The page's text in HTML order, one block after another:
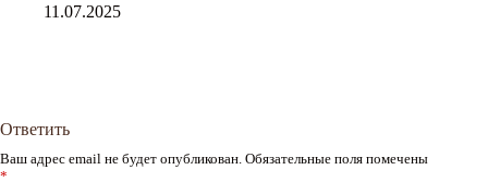
11.07.2025
Ответить
Ваш адрес email не будет опубликован. Обязательные поля помечены
*